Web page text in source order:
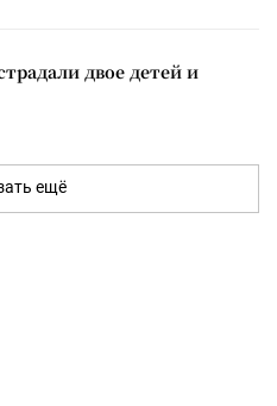
двое детей и
ещё